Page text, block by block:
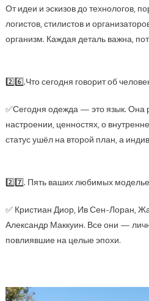
От идеи и эскизов до технологов,
логистов, стилистов и
организм. Каждая деталь важна,
2️⃣6️⃣.Что сегодня говорит об
✅Сегодня одежда — это язык. Она
настроении, ценностях, о
статус ушёл на второй план, а
2️⃣7️⃣. Пять ваших любимых
✅ Кристиан Диор, Ив Сен-Лоран,
Александр Маккуин. Все они —
повлиявшие на целые эпохи.